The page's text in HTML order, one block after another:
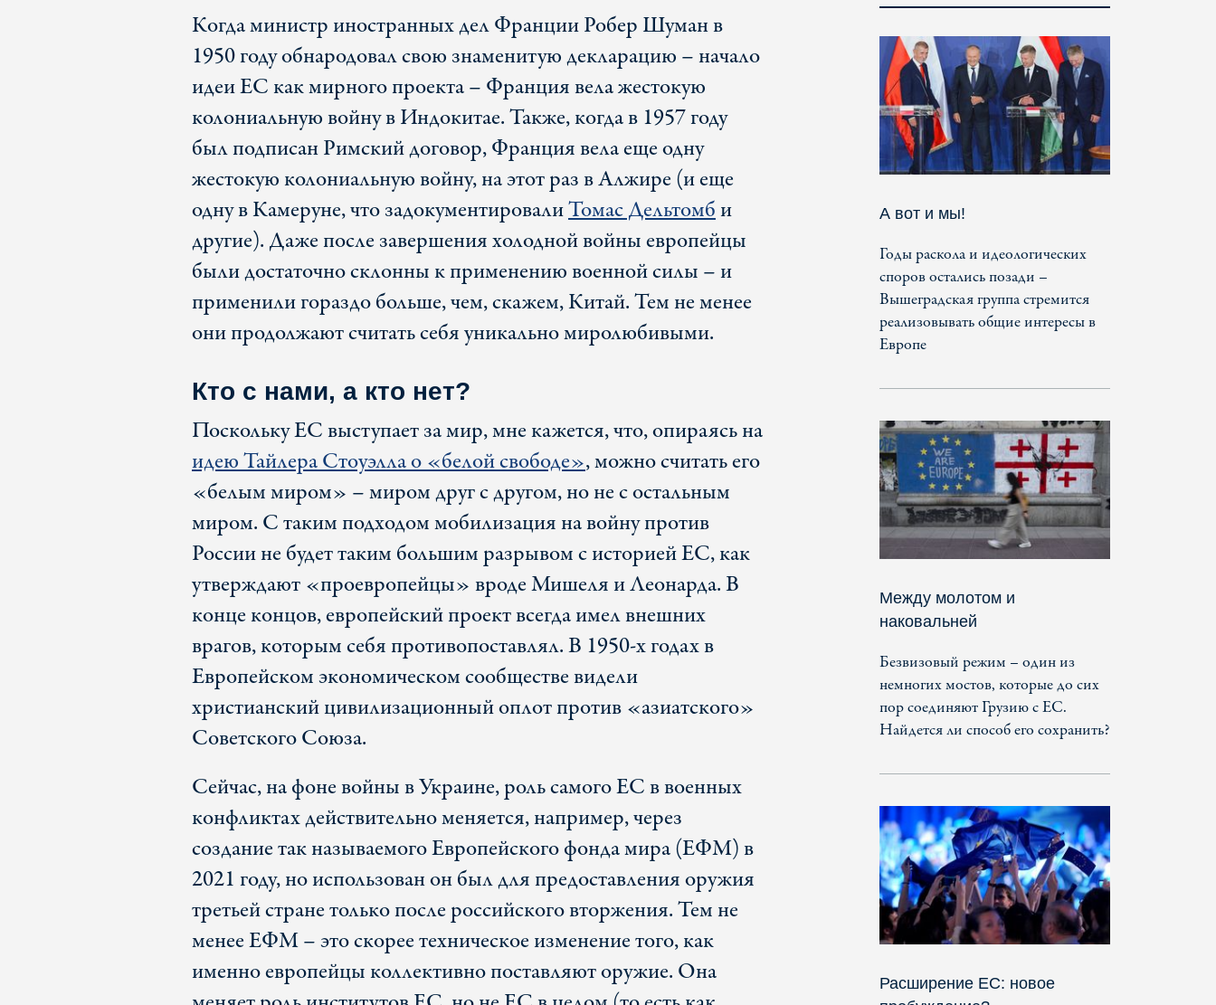
Когда министр иностранных дел Франции Робер Шуман в
1950 году обнародовал свою знаменитую декларацию – начало
идеи ЕС как мирного проекта – Франция вела жестокую
колониальную войну в Индокитае. Также, когда в 1957 году
был подписан Римский договор, Франция вела еще одну
жестокую колониальную войну, на этот раз в Алжире (и еще
одну в Камеруне, что задокументировалиТомас Дельтомби
другие). Даже после завершения холодной войны европейцы
были достаточно склонны к применению военной силы – и
применили гораздо больше, чем, скажем, Китай. Тем не менее
они продолжают считать себя уникально миролюбивыми.
Кто с нами, а кто нет?
Поскольку ЕС выступает за мир, мне кажется, что, опираясь на
идею Тайлера Стоуэлла о «белой свободе», можно считать его
«белым миром» – миром друг с другом, но не с остальным
миром. С таким подходом мобилизация на войну против
России не будет таким большим разрывом с историей ЕС, как
утверждают «проевропейцы» вроде Мишеля и Леонарда. В
конце концов, европейский проект всегда имел внешних
врагов, которым себя противопоставлял. В 1950-х годах в
Европейском экономическом сообществе видели
христианский цивилизационный оплот против «азиатского»
Советского Союза.
Сейчас, на фоне войны в Украине, роль самого ЕС в военных
конфликтах действительно меняется, например, через
создание так называемого Европейского фонда мира (ЕФМ) в
2021 году, но использован он был для предоставления оружия
третьей стране только после российского вторжения. Тем не
менее ЕФМ – это скорее техническое изменение того, как
именно европейцы коллективно поставляют оружие. Она
А вот и мы!
Годы раскола и идеологических
споров остались позади –
Вышеградская группа стремится
реализовывать общие интересы в
Европе
Между молотом и
наковальней
Безвизовый режим – один из
немногих мостов, которые до сих
пор соединяют Грузию с ЕС.
Найдется ли способ его сохранить?
Расширение ЕС: новое